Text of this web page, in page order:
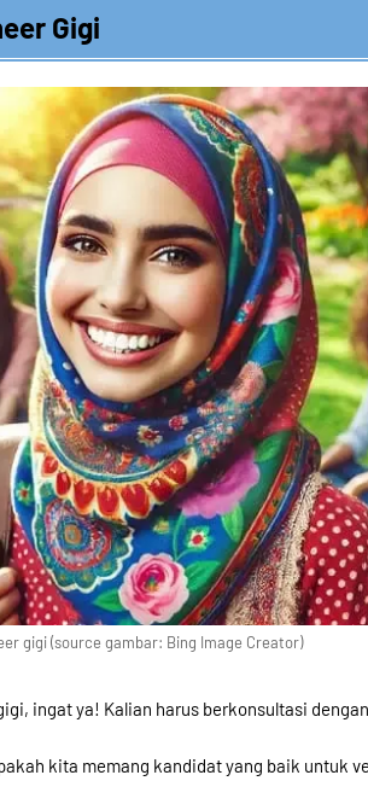
Gigi
gigi (source gambar: Bing Image Creator)
ingat ya! Kalian harus berkonsultasi
kita memang kandidat yang baik untuk